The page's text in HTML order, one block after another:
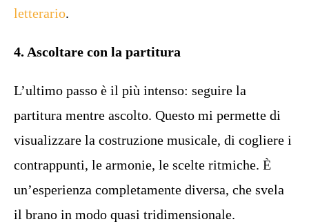
letterario.
4. Ascoltare con la partitura
L’ultimo passo è il più intenso: seguire la
partitura mentre ascolto. Questo mi permette di
visualizzare la costruzione musicale, di cogliere i
contrappunti, le armonie, le scelte ritmiche. È
un’esperienza completamente diversa, che svela
il brano in modo quasi tridimensionale.